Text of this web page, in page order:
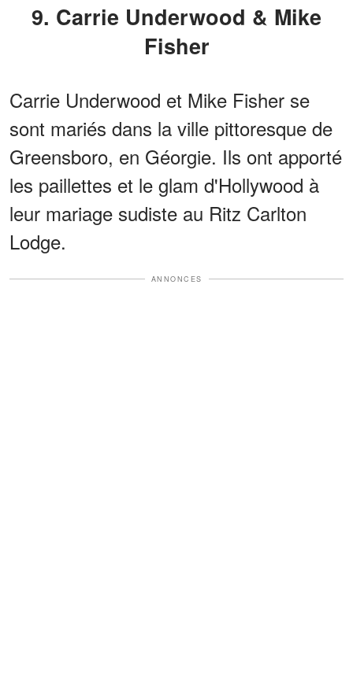
9. Carrie Underwood & Mike
Fisher
Carrie Underwood et Mike Fisher se
sont mariés dans la ville pittoresque de
Greensboro, en Géorgie. Ils ont apporté
les paillettes et le glam d'Hollywood à
leur mariage sudiste au Ritz Carlton
Lodge.
ANNONCES